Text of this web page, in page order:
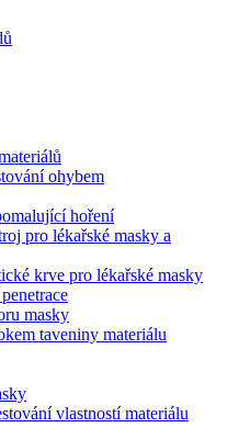
ohybem
hoření
pro lékařské masky a
krve pro lékařské masky
masky
taveniny materiálu
vlastností materiálu